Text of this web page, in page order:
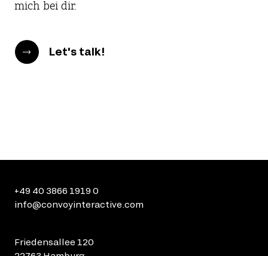
mich bei dir.
Let's talk!
+49 40 3866 1919 0
info@convoyinteractive.com
Friedensallee 120